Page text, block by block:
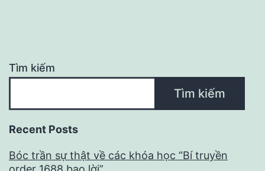
Tìm kiếm
Tìm kiếm
Recent Posts
Bóc trần sự thật về các khóa học “Bí truyền